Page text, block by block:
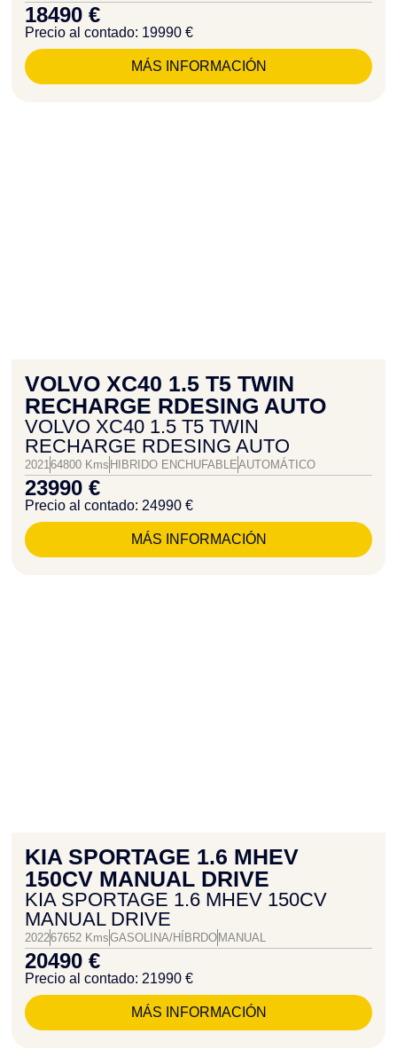
18490 €
Precio al contado: 19990 €
MÁS INFORMACIÓN
VOLVO XC40 1.5 T5 TWIN
RECHARGE RDESING AUTO
VOLVO XC40 1.5 T5 TWIN
RECHARGE RDESING AUTO
202164800 Kms HIBRIDO ENCHUFABLEAUTOMÁTICO
23990 €
Precio al contado: 24990 €
MÁS INFORMACIÓN
KIA SPORTAGE 1.6 MHEV
150CV MANUAL DRIVE
KIA SPORTAGE 1.6 MHEV 150CV
MANUAL DRIVE
202267652 KmsGASOLINA/HÍBRDO MANUAL
20490 €
Precio al contado: 21990 €
MÁS INFORMACIÓN